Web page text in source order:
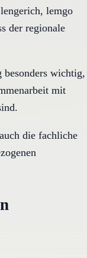
lemgo
der regionale
wichtig,
mit
die fachliche